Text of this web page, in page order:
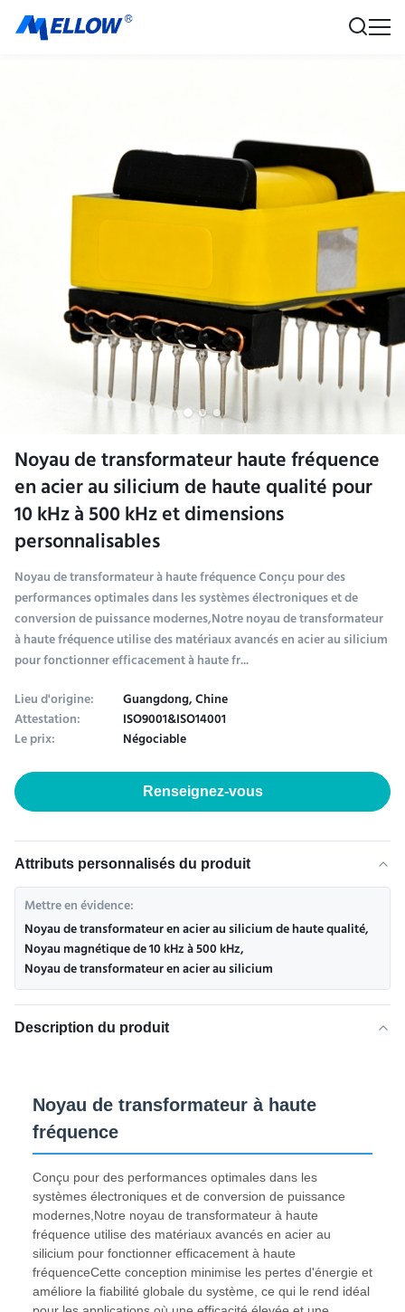
Noyau de transformateur haute fréquence
en acier au silicium de haute qualité pour
10 kHz à 500 kHz et dimensions
personnalisables
Noyau de transformateur à haute fréquence Conçu pour des
performances optimales dans les systèmes électroniques et de
conversion de puissance modernes,Notre noyau de transformateur
à haute fréquence utilise des matériaux avancés en acier au silicium
pour fonctionner efficacement à haute fr...
Lieu d'origine:
Guangdong, Chine
Attestation: ISO9001&ISO14001
Le prix: Négociable
Renseignez-vous
Attributs personnalisés du produit
Mettre en évidence:
Noyau de transformateur en acier au silicium de haute qualité,
Noyau magnétique de 10 kHz à 500 kHz,
Noyau de transformateur en acier au silicium
Description du produit
Noyau de transformateur à haute
fréquence
Conçu pour des performances optimales dans les
systèmes électroniques et de conversion de puissance
modernes,Notre noyau de transformateur à haute
fréquence utilise des matériaux avancés en acier au
silicium pour fonctionner efficacement à haute
fréquenceCette conception minimise les pertes d'énergie et
améliore la fiabilité globale du système, ce qui le rend idéal